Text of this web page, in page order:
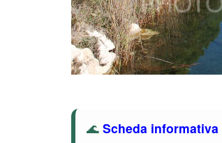
🌊 Scheda informativa